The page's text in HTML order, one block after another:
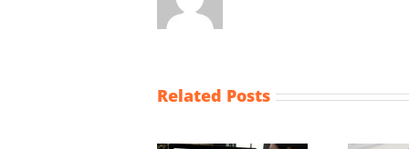
Related Posts